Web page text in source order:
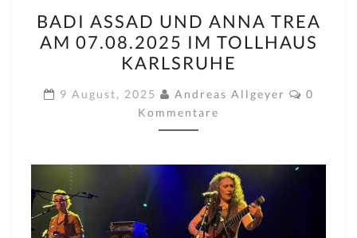
ASSAD
UND
ANNA
TREA
AM
07.08.2025
TOLLHAUS
KARLSRUHE
BADI ASSAD UND ANNA TREA
AM 07.08.2025 IM TOLLHAUS
KARLSRUHE
9 August, 2025 Andreas Allgeyer
0
Kommentare